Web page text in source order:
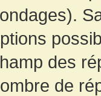
des
de